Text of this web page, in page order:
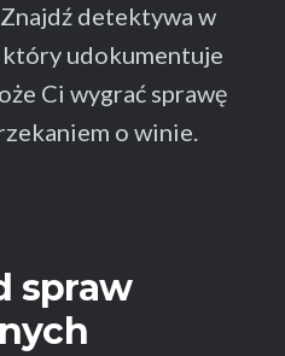
detektywa w
który udokumentuje
Ci wygrać sprawę
o winie.
spraw